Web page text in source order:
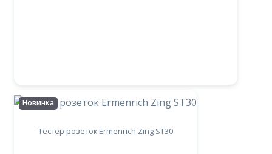
Новинка
Тестер розеток Ermenrich Zing ST30